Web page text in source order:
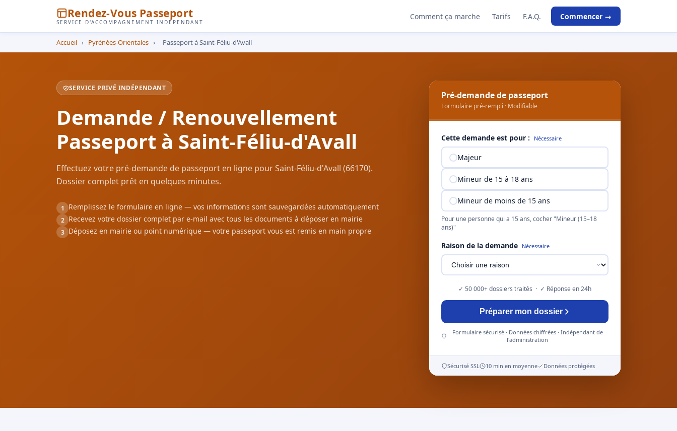
Rendez-Vous Passeport
SERVICE D'ACCOMPAGNEMENT INDÉPENDANT
Comment ça marche Tarifs F.A.Q. Commencer →
Accueil › Pyrénées-Orientales › Passeport à Saint-Féliu-d'Avall
SERVICE PRIVÉ INDÉPENDANT
Demande / Renouvellement
Passeport à Saint-Féliu-d'Avall
Effectuez votre pré-demande de passeport en ligne pour Saint-Féliu-d'Avall (66170).
Dossier complet prêt en quelques minutes.
1 Remplissez le formulaire en ligne — vos informations sont sauvegardées automatiquement
2 Recevez votre dossier complet par e-mail avec tous les documents à déposer en mairie
3 Déposez en mairie ou point numérique — votre passeport vous est remis en main propre
Pré-demande de passeport
Formulaire pré-rempli · Modifiable
Cette demande est pour : Nécessaire
Majeur
Mineur de 15 à 18 ans
Mineur de moins de 15 ans
Pour une personne qui a 15 ans, cocher "Mineur (15–18
ans)"
Raison de la demande Nécessaire
✓ 50 000+ dossiers traités · ✓ Réponse en 24h
Préparer mon dossier
Formulaire sécurisé · Données chiffrées · Indépendant de
l'administration
Sécurisé SSL 10 min en moyenne Données protégées